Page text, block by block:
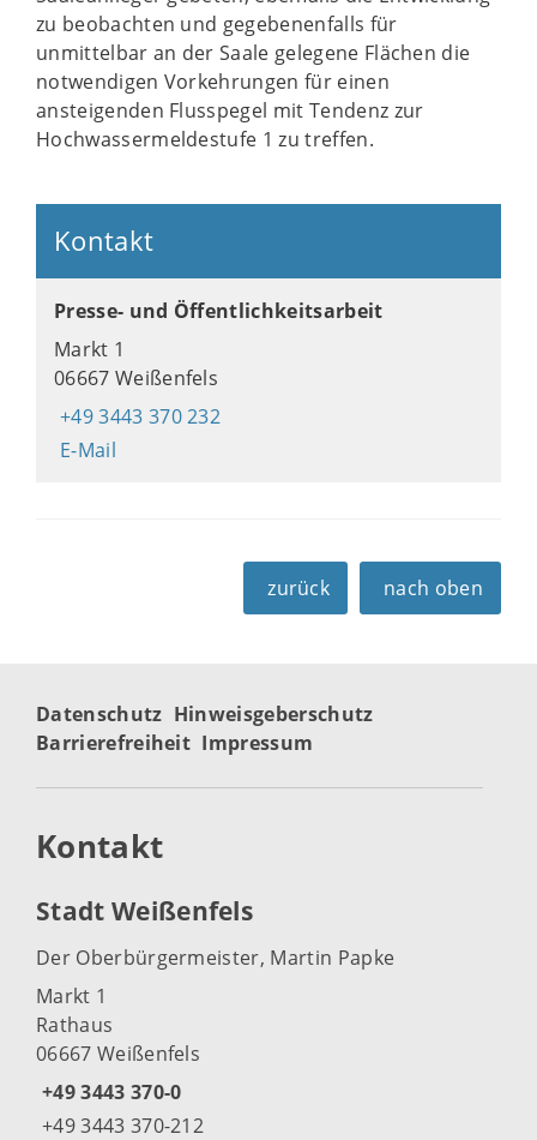
zu beobachten und gegebenenfalls für
unmittelbar an der Saale gelegene Flächen die
notwendigen Vorkehrungen für einen
ansteigenden Flusspegel mit Tendenz zur
Hochwassermeldestufe 1 zu treffen.
Kontakt
Presse- und Öffentlichkeitsarbeit
Markt 1
06667 Weißenfels
+49 3443 370 232
E-Mail
zurück nach oben
Datenschutz Hinweisgeberschutz
Barrierefreiheit Impressum
Kontakt
Stadt Weißenfels
Der Oberbürgermeister, Martin Papke
Markt 1
Rathaus
06667 Weißenfels
+49 3443 370-0
+49 3443 370-212